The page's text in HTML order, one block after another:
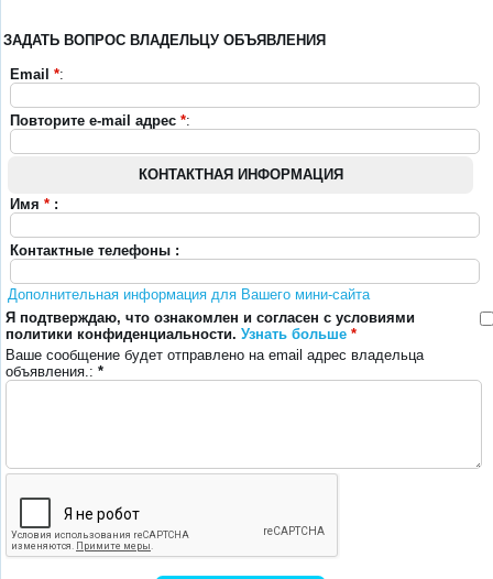
ЗАДАТЬ ВОПРОС ВЛАДЕЛЬЦУ ОБЪЯВЛЕНИЯ
Email *:
Повторите e-mail адрес *:
КОНТАКТНАЯ ИНФОРМАЦИЯ
Имя * :
Контактные телефоны :
Дополнительная информация для Вашего мини-сайта
Я подтверждаю, что ознакомлен и согласен с условиями
политики конфиденциальности. Узнать больше *
Ваше сообщение будет отправлено на email адрес владельца
объявления.: *